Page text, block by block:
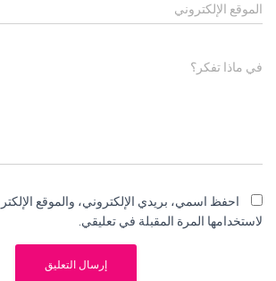
الموقع الإلكتروني
في ماذا تفكر؟
احفظ اسمي، بريدي الإلكتروني، والموقع
لاستخدامها المرة المقبلة في تعليقي.